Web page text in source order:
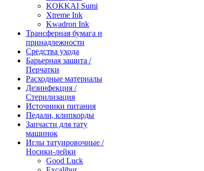
KOKKAI Sumi
Xtreme Ink
Kwadron Ink
Трансферная бумага и
принадлежности
Средства ухода
Барьерная защита /
Перчатки
Расходные материалы
Дезинфекция /
Стерилизация
Источники питания
Педали, клипкорды
Запчасти для тату
машинок
Иглы татуировочные /
Носики-лейки
Good Luck